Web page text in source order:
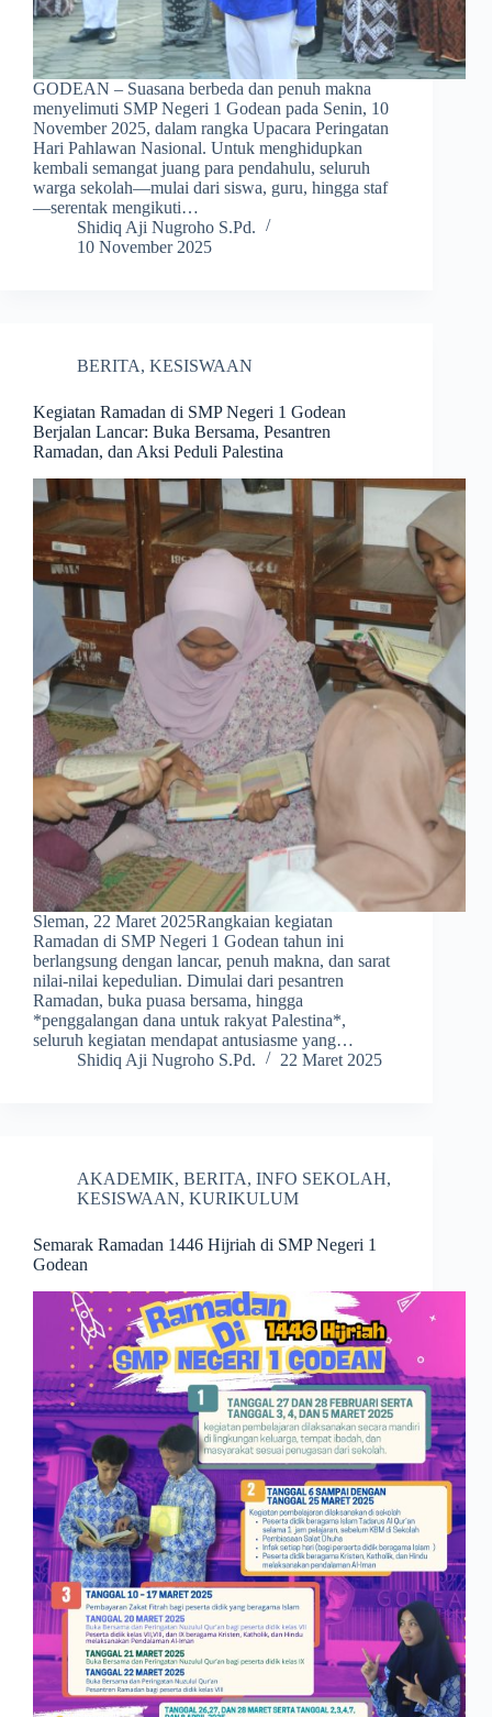
GODEAN – Suasana berbeda dan penuh makna
menyelimuti SMP Negeri 1 Godean pada Senin, 10
November 2025, dalam rangka Upacara Peringatan
Hari Pahlawan Nasional. Untuk menghidupkan
kembali semangat juang para pendahulu, seluruh
warga sekolah—mulai dari siswa, guru, hingga staf
—serentak mengikuti…
Shidiq Aji Nugroho S.Pd.
10 November 2025
BERITA, KESISWAAN
Kegiatan Ramadan di SMP Negeri 1 Godean
Berjalan Lancar: Buka Bersama, Pesantren
Ramadan, dan Aksi Peduli Palestina
Sleman, 22 Maret 2025Rangkaian kegiatan
Ramadan di SMP Negeri 1 Godean tahun ini
berlangsung dengan lancar, penuh makna, dan sarat
nilai-nilai kepedulian. Dimulai dari pesantren
Ramadan, buka puasa bersama, hingga
*penggalangan dana untuk rakyat Palestina*,
seluruh kegiatan mendapat antusiasme yang…
Shidiq Aji Nugroho S.Pd.
22 Maret 2025
AKADEMIK, BERITA, INFO SEKOLAH,
KESISWAAN, KURIKULUM
Semarak Ramadan 1446 Hijriah di SMP Negeri 1
Godean